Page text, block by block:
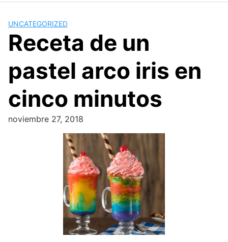
contenido
UNCATEGORIZED
Receta de un
pastel arco iris en
cinco minutos
noviembre 27, 2018